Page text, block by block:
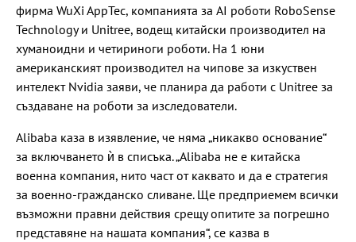
фирма WuXi AppTec, компанията за AI роботи RoboSense
Technology и Unitree, водещ китайски производител на
хуманоидни и четириноги роботи. На 1 юни
американският производител на чипове за изкуствен
интелект Nvidia заяви, че планира да работи с Unitree за
създаване на роботи за изследователи.
Alibaba каза в изявление, че няма „никакво основание“
за включването ѝ в списъка. „Alibaba не е китайска
военна компания, нито част от каквато и да е стратегия
за военно-гражданско сливане. Ще предприемем всички
възможни правни действия срещу опитите за погрешно
представяне на нашата компания“, се казва в